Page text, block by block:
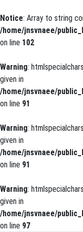
Notice: Array to string
/home/jnsvnaee/
on line 102
Warning:
given in
/home/jnsvnaee/
on line 91
Warning:
given in
/home/jnsvnaee/
on line 91
Warning:
given in
/home/jnsvnaee/
on line 97